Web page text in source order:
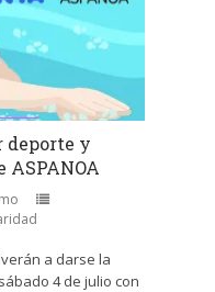
deporte y
a darse la
4 de julio con